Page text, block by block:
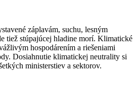
záplavám, suchu, lesným
tiež stúpajúcej hladine morí. Klimatické
hospodárením a riešeniami
Dosiahnutie klimatickej neutrality si
ministerstiev a sektorov.